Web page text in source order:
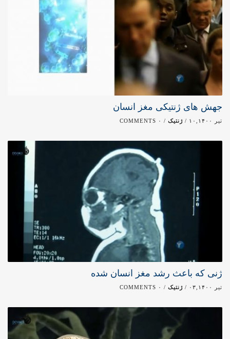
جهش های ژنتیکی مغز انسان
تیر ۱۰,۱۴۰۰ / ژنتیک / ۰ COMMENTS
ژنی که باعث رشد مغز انسان شده
تیر ۰۳,۱۴۰۰ / ژنتیک / ۰ COMMENTS